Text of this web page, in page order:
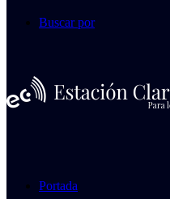
Buscar por
Portada